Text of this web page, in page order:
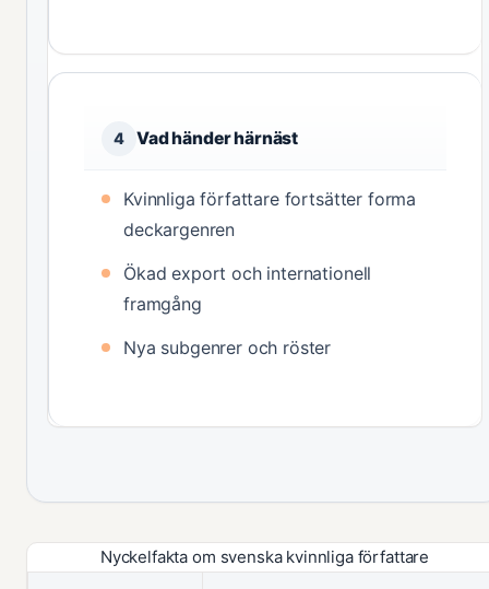
4 Vad händer härnäst
Kvinnliga författare fortsätter forma
deckargenren
Ökad export och internationell
framgång
Nya subgenrer och röster
Nyckelfakta om svenska kvinnliga författare